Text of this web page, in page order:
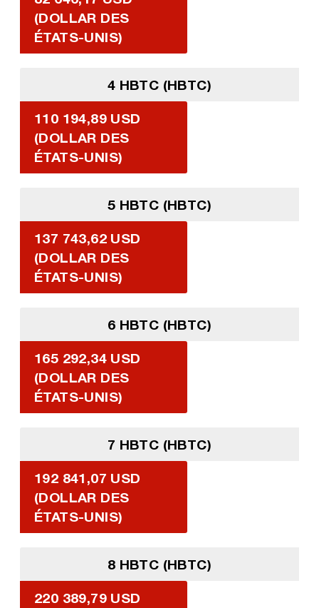
(DOLLAR DES
ÉTATS-UNIS)
4 HBTC (HBTC)
110 194,89 USD
(DOLLAR DES
ÉTATS-UNIS)
5 HBTC (HBTC)
137 743,62 USD
(DOLLAR DES
ÉTATS-UNIS)
6 HBTC (HBTC)
165 292,34 USD
(DOLLAR DES
ÉTATS-UNIS)
7 HBTC (HBTC)
192 841,07 USD
(DOLLAR DES
ÉTATS-UNIS)
8 HBTC (HBTC)
220 389,79 USD